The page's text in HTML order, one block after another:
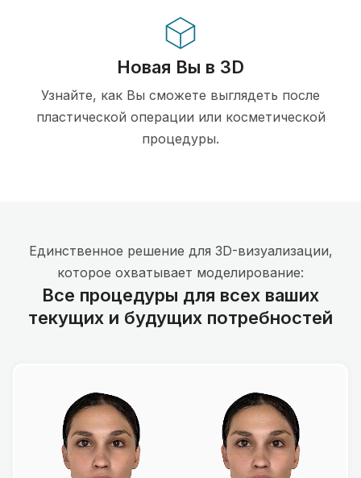
Новая Вы в 3D
Узнайте, как Вы сможете выглядеть после
пластической операции или косметической
процедуры.
Единственное решение для 3D-визуализации,
которое охватывает моделирование:
Все процедуры для всех ваших
текущих и будущих потребностей